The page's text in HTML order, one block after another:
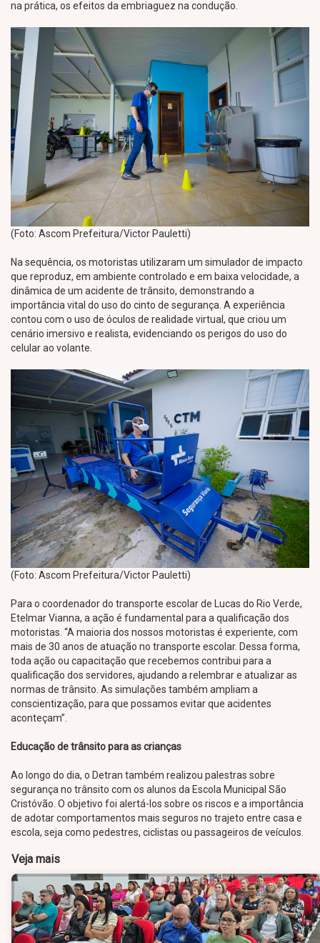
na prática, os efeitos da embriaguez na condução.
(Foto: Ascom Prefeitura/Victor Pauletti)
Na sequência, os motoristas utilizaram um simulador de impacto
que reproduz, em ambiente controlado e em baixa velocidade, a
dinâmica de um acidente de trânsito, demonstrando a
importância vital do uso do cinto de segurança. A experiência
contou com o uso de óculos de realidade virtual, que criou um
cenário imersivo e realista, evidenciando os perigos do uso do
celular ao volante.
(Foto: Ascom Prefeitura/Victor Pauletti)
Para o coordenador do transporte escolar de Lucas do Rio Verde,
Etelmar Vianna, a ação é fundamental para a qualificação dos
motoristas. “A maioria dos nossos motoristas é experiente, com
mais de 30 anos de atuação no transporte escolar. Dessa forma,
toda ação ou capacitação que recebemos contribui para a
qualificação dos servidores, ajudando a relembrar e atualizar as
normas de trânsito. As simulações também ampliam a
conscientização, para que possamos evitar que acidentes
aconteçam”.
Educação de trânsito para as crianças
Ao longo do dia, o Detran também realizou palestras sobre
segurança no trânsito com os alunos da Escola Municipal São
Cristóvão. O objetivo foi alertá-los sobre os riscos e a importância
de adotar comportamentos mais seguros no trajeto entre casa e
escola, seja como pedestres, ciclistas ou passageiros de veículos.
Veja mais